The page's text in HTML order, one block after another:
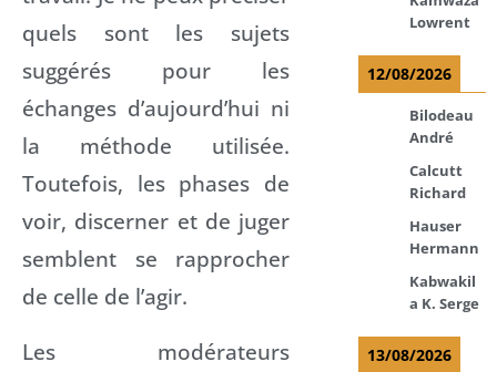
quels sont les sujets
suggérés pour les
échanges d’aujourd’hui ni
la méthode utilisée.
Toutefois, les phases de
voir, discerner et de juger
semblent se rapprocher
de celle de l’agir.
Les modérateurs
Lowrent
12/08/2026
Bilodeau
André
Calcutt
Richard
Hauser
Hermann
Kabwakil
a K. Serge
13/08/2026